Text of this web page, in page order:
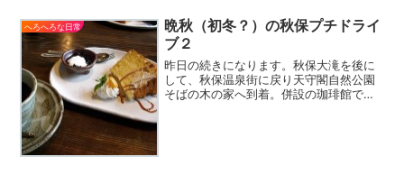
ンを入れ替えることでお茶を濁して、今
年発売されるであろうW...
へろへろな日常
晩秋（初冬？）の秋保プチドライ
ブ２
昨日の続きになります。秋保大滝を後に
して、秋保温泉街に戻り天守閣自然公園
そばの木の家へ到着。併設の珈琲館で写